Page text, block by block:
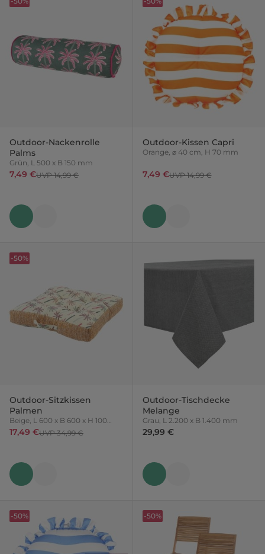
Outdoor-Nackenrolle
Palms
Grün, L 500 x B 150 mm
7,49 €UVP 14,99 €
Outdoor-Kissen Capri
Orange, ⌀ 40 cm, H 70 mm
7,49 €UVP 14,99 €
Outdoor-Sitzkissen
Palmen
Beige, L 600 x B 600 x H 100
mm
17,49 €UVP 34,99 €
-50%
Outdoor-Tischdecke
Melange
Grau, L 2.200 x B 1.400 mm
29,99 €
-50% -50%